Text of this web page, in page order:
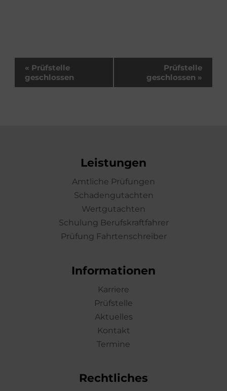
Veranstaltung-
Navigation
« Prüfstelle
geschlossen
Prüfstelle
geschlossen »
Leistungen
Amtliche Prüfungen
Schadengutachten
Wertgutachten
Schulung Berufskraftfahrer
Prüfung Fahrtenschreiber
Informationen
Karriere
Prüfstelle
Aktuelles
Kontakt
Termine
Rechtliches